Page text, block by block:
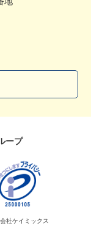
ープ
社ケイミックス